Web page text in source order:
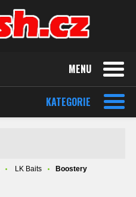
MENU
KATEGORIE
LK Baits Boostery